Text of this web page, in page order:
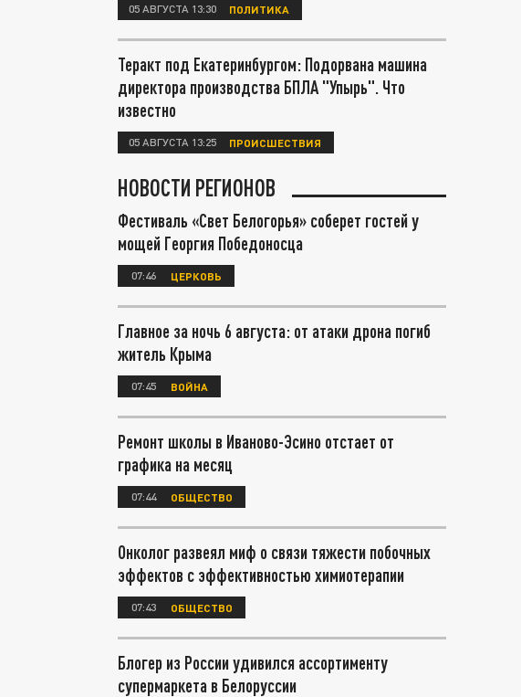
05 АВГУСТА 13:30 ПОЛИТИКА
Теракт под Екатеринбургом: Подорвана машина
директора производства БПЛА "Упырь". Что
известно
05 АВГУСТА 13:25 ПРОИСШЕСТВИЯ
НОВОСТИ РЕГИОНОВ
Фестиваль «Свет Белогорья» соберет гостей у
мощей Георгия Победоносца
07:46 ЦЕРКОВЬ
Главное за ночь 6 августа: от атаки дрона погиб
житель Крыма
07:45 ВОЙНА
Ремонт школы в Иваново-Эсино отстает от
графика на месяц
07:44 ОБЩЕСТВО
Онколог развеял миф о связи тяжести побочных
эффектов с эффективностью химиотерапии
07:43 ОБЩЕСТВО
Блогер из России удивился ассортименту
супермаркета в Белоруссии